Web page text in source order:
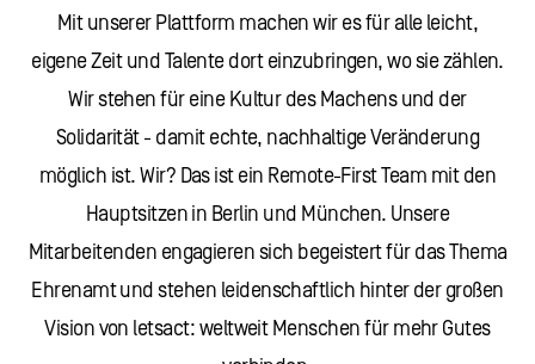
Mit unserer Plattform machen wir es für alle leicht,
eigene Zeit und Talente dort einzubringen, wo sie zählen.
Wir stehen für eine Kultur des Machens und der
Solidarität - damit echte, nachhaltige Veränderung
möglich ist. Wir? Das ist ein Remote-First Team mit den
Hauptsitzen in Berlin und München. Unsere
Mitarbeitenden engagieren sich begeistert für das Thema
Ehrenamt und stehen leidenschaftlich hinter der großen
Vision von letsact: weltweit Menschen für mehr Gutes